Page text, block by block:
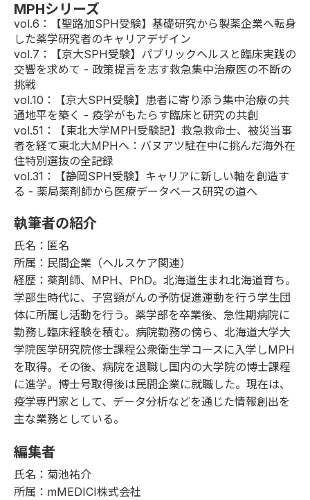
MPHシリーズ
vol.6 ：【聖路加SPH受験】基礎研究から製薬企業へ転身
した薬学研究者のキャリアデザイン
vol.7 ：【京大SPH受験】パブリックヘルスと臨床実践の
交響を求めて - 政策提言を志す救急集中治療医の不断の
挑戦
vol.10 ：【京大SPH受験】患者に寄り添う集中治療の共
通地平を築く - 疫学がもたらす臨床と研究の共創
vol.51 ：【東北大学MPH受験記】救急救命士、被災当事
者を経て東北大MPHへ：バヌアツ駐在中に挑んだ海外在
住特別選抜の全記録
vol.31 ：【静岡SPH受験】キャリアに新しい軸を創造す
る - 薬局薬剤師から医療データベース研究の道へ
執筆者の紹介
氏名：匿名
所属：民間企業（ヘルスケア関連）
経歴：薬剤師、MPH、PhD。北海道生まれ北海道育ち。
学部生時代に、子宮頸がんの予防促進運動を行う学生団
体に所属し活動を行う。薬学部を卒業後、急性期病院に
勤務し臨床経験を積む。病院勤務の傍ら、 北海道大学大
学院医学研究院修士課程公衆衛生学コースに入学しMPH
を取得。その後、病院を退職し国内の大学院の博士課程
に進学。博士号取得後は民間企業に就職した。現在は、
疫学専門家として、データ分析などを通じた情報創出を
主な業務としている。
編集者
氏名：菊池祐介
所属：mMEDICI株式会社